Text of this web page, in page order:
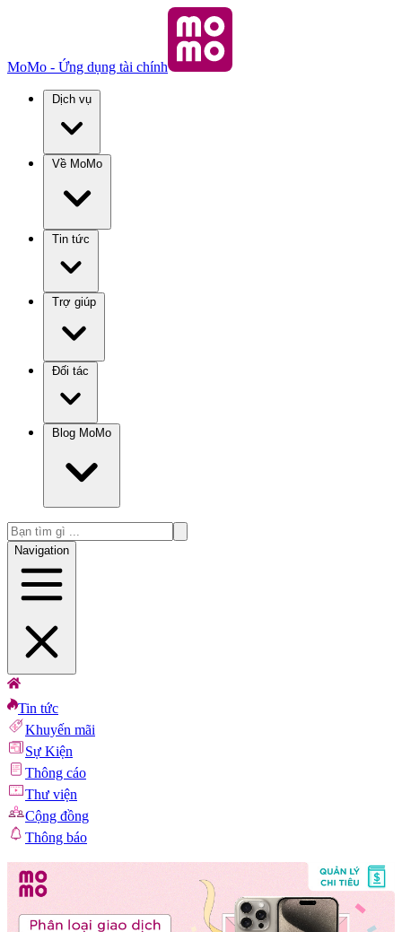
MoMo - Ứng dụng tài chính
Dịch vụ
Về MoMo
Tin tức
Trợ giúp
Đối tác
Blog MoMo
Navigation
Tin tức
Khuyến mãi
Sự Kiện
Thông cáo
Thư viện
Cộng đồng
Thông báo